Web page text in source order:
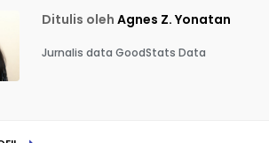
Ditulis oleh Agnes Z. Yonatan
Jurnalis data GoodStats Data